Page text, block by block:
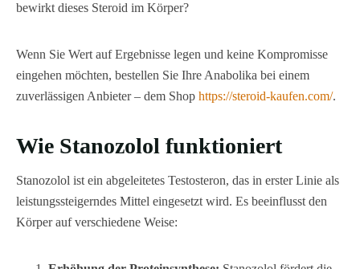
bewirkt dieses Steroid im Körper?
Wenn Sie Wert auf Ergebnisse legen und keine Kompromisse
eingehen möchten, bestellen Sie Ihre Anabolika bei einem
zuverlässigen Anbieter – dem Shop https://steroid-kaufen.com/.
Wie Stanozolol funktioniert
Stanozolol ist ein abgeleitetes Testosteron, das in erster Linie als
leistungssteigerndes Mittel eingesetzt wird. Es beeinflusst den
Körper auf verschiedene Weise: